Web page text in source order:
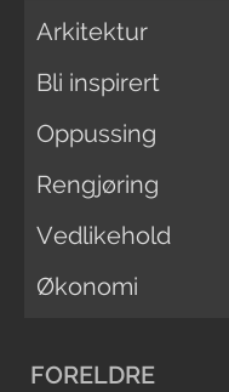
Arkitektur
Bli inspirert
Oppussing
Rengjøring
Vedlikehold
Økonomi
FORELDRE